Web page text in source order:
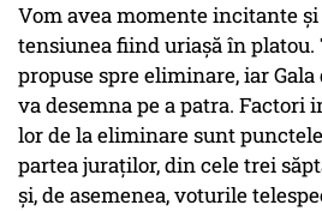
Vom avea momente incitante
tensiunea fiind uriașă în
propuse spre eliminare, iar Gala
va desemna pe a patra. Factori
lor de la eliminare sunt
partea juraților, din cele trei
și, de asemenea, voturile